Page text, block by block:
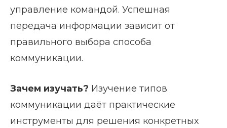
управление командой. Успешная
передача информации зависит от
правильного выбора способа
коммуникации.
Зачем изучать? Изучение типов
коммуникации даёт практические
инструменты для решения конкретных